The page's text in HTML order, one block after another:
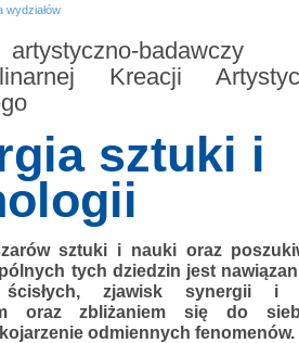
wydziałów
Kreacji
sztuki i
sztuki i nauki oraz
tych dziedzin jest
zjawisk synergii i
oraz zbliżaniem się do
odmiennych fenomenów.